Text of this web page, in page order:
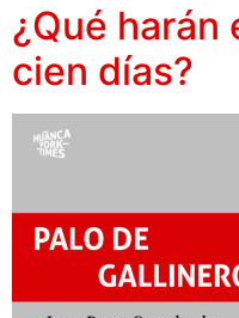
¿Qué harán
cien días?